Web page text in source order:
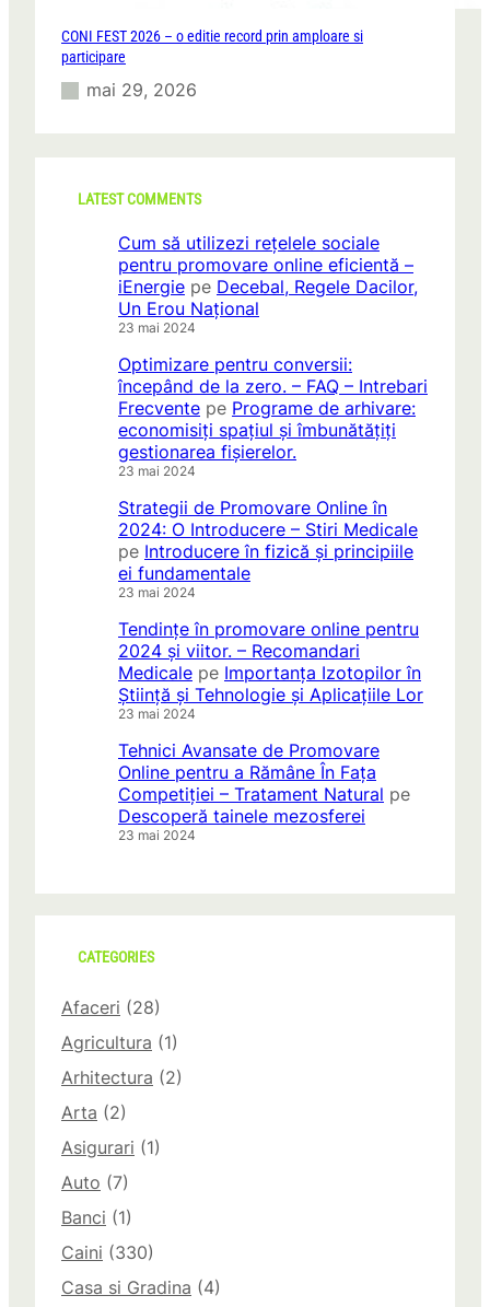
CONI FEST 2026 – o editie record prin amploare si
participare
mai 29, 2026
LATEST COMMENTS
Cum să utilizezi rețelele sociale
pentru promovare online eficientă –
iEnergie pe Decebal, Regele Dacilor,
Un Erou Național
23 mai 2024
Optimizare pentru conversii:
începând de la zero. – FAQ – Intrebari
Frecvente pe Programe de arhivare:
economisiți spațiul și îmbunătățiți
gestionarea fișierelor.
23 mai 2024
Strategii de Promovare Online în
2024: O Introducere – Stiri Medicale
pe Introducere în fizică și principiile
ei fundamentale
23 mai 2024
Tendințe în promovare online pentru
2024 și viitor. – Recomandari
Medicale pe Importanța Izotopilor în
Știință și Tehnologie și Aplicațiile Lor
23 mai 2024
Tehnici Avansate de Promovare
Online pentru a Rămâne În Fața
Competiției – Tratament Natural pe
Descoperă tainele mezosferei
23 mai 2024
CATEGORIES
Afaceri (28)
Agricultura (1)
Arhitectura (2)
Arta (2)
Asigurari (1)
Auto (7)
Banci (1)
Caini (330)
Casa si Gradina (4)